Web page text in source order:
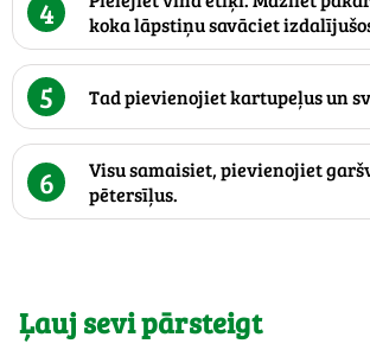
4
koka lāpstiņu savāciet
5 Tad pievienojiet kartupeļus un
6
Visu samaisiet, pievienojiet
pētersīļus.
Ļauj sevi pārsteigt